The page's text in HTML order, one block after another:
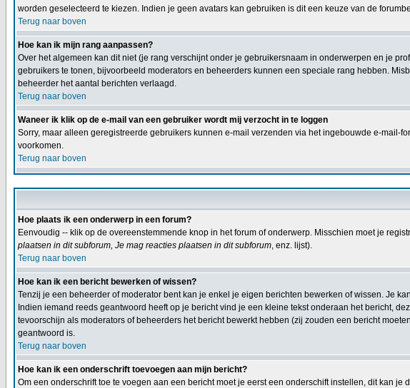
worden geselecteerd te kiezen. Indien je geen avatars kan gebruiken is dit een keuze van de
Terug naar boven
Hoe kan ik mijn rang aanpassen?
Over het algemeen kan dit niet (je rang verschijnt onder je gebruikersnaam in onderwerpen en je
gebruikers te tonen, bijvoorbeeld moderators en beheerders kunnen een speciale rang hebben.
beheerder het aantal berichten verlaagd.
Terug naar boven
Waneer ik klik op de e-mail van een gebruiker wordt mij verzocht in te loggen
Sorry, maar alleen geregistreerde gebruikers kunnen e-mail verzenden via het ingebouwde e-
voorkomen.
Terug naar boven
Hoe plaats ik een onderwerp in een forum?
Eenvoudig -- klik op de overeenstemmende knop in het forum of onderwerp. Misschien moet je
plaatsen in dit subforum, Je mag reacties plaatsen in dit subforum, enz. lijst).
Terug naar boven
Hoe kan ik een bericht bewerken of wissen?
Tenzij je een beheerder of moderator bent kan je enkel je eigen berichten bewerken of wissen. Je
Indien iemand reeds geantwoord heeft op je bericht vind je een kleine tekst onderaan het bericht,
tevoorschijn als moderators of beheerders het bericht bewerkt hebben (zij zouden een bericht
geantwoord is.
Terug naar boven
Hoe kan ik een onderschrift toevoegen aan mijn bericht?
Om een onderschrift toe te voegen aan een bericht moet je eerst een onderschift instellen, dit kan